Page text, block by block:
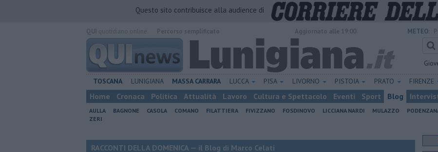
Questo sito contribuisce alla audience di
METEO:
TOSCANA LUNIGIANA MASSA CARRARA LUCCA PISA LIVORNO PISTOIA PRATO FIRENZE
Home Cronaca Politica Attualità Lavoro Cultura e Spettacolo Eventi Sport Blog
AULLA BAGNONE CASOLA COMANO FILATTIERA FIVIZZANO FOSDINOVO LICCIANA NARDI MULAZZO
ZERI
RACCONTI DELLA DOMENICA — il Blog di Marco Celati